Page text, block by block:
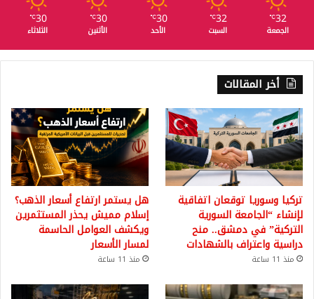
32
℃
الجمعة
32
℃
السبت
30
℃
الأحد
30
℃
الأثنين
30
℃
الثلاثاء
أخر المقالات
تركيا وسوريا توقعان اتفاقية
لإنشاء “الجامعة السورية
التركية” في دمشق.. منح
دراسية واعتراف بالشهادات
منذ 11 ساعة
هل يستمر ارتفاع أسعار الذهب؟
إسلام مميش يحذر المستثمرين
ويكشف العوامل الحاسمة
لمسار الأسعار
منذ 11 ساعة